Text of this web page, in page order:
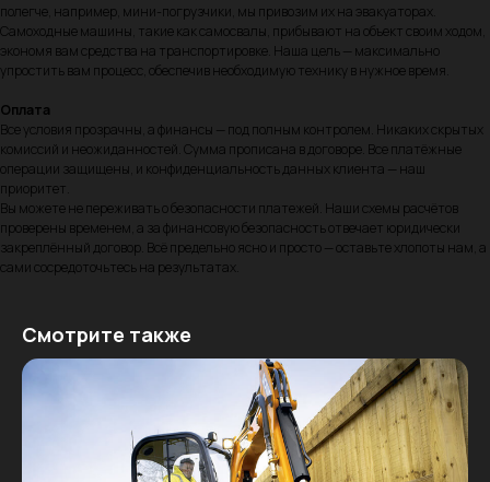
полегче, например, мини-погрузчики, мы привозим их на эвакуаторах.
Самоходные машины, такие как самосвалы, прибывают на объект своим ходом,
экономя вам средства на транспортировке. Наша цель — максимально
упростить вам процесс, обеспечив необходимую технику в нужное время.
Оплата
Все условия прозрачны, а финансы — под полным контролем. Никаких скрытых
комиссий и неожиданностей. Сумма прописана в договоре. Все платёжные
операции защищены, и конфиденциальность данных клиента — наш
приоритет.
Вы можете не переживать о безопасности платежей. Наши схемы расчётов
проверены временем, а за финансовую безопасность отвечает юридически
закреплённый договор. Всё предельно ясно и просто — оставьте хлопоты нам, а
сами сосредоточьтесь на результатах.
Смотрите также